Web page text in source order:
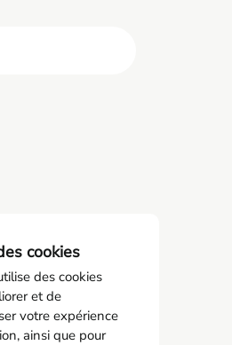
cookies
des cookies
et de
votre expérience
ainsi que pour